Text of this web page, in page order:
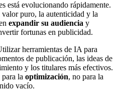
está evolucionando rápidamente.
valor puro, la autenticidad y la
expandir su audiencia y
fortunas en publicidad.
herramientas de IA para
de publicación, las ideas de
y los titulares más efectivos.
la optimización, no para la
vacío.